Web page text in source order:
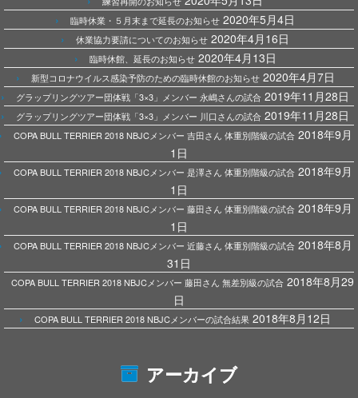
臨時休業・５月末まで延長のお知らせ 2020年5月4日
休業協力要請についてのお知らせ 2020年4月16日
臨時休館、延長のお知らせ 2020年4月13日
新型コロナウイルス感染予防のための臨時休館のお知らせ 2020年4月7日
グラップリングツアー団体戦「3×3」メンバー 永嶋さんの試合 2019年11月28日
グラップリングツアー団体戦「3×3」メンバー 川口さんの試合 2019年11月28日
COPA BULL TERRIER 2018 NBJCメンバー 吉田さん 体重別階級の試合 2018年9月
1日
COPA BULL TERRIER 2018 NBJCメンバー 是澤さん 体重別階級の試合 2018年9月
1日
COPA BULL TERRIER 2018 NBJCメンバー 藤田さん 体重別階級の試合 2018年9月
1日
COPA BULL TERRIER 2018 NBJCメンバー 近藤さん 体重別階級の試合 2018年8月
31日
COPA BULL TERRIER 2018 NBJCメンバー 藤田さん 無差別級の試合 2018年8月29
日
COPA BULL TERRIER 2018 NBJCメンバーの試合結果 2018年8月12日
アーカイブ